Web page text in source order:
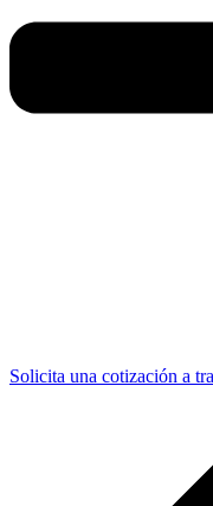
Solicita una cotización a